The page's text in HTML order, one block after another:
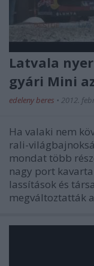
Latvala
gyári Mini
edeleny beres • 2012.
Ha valaki nem
rali-
mondat több
nagy port
lassítások és
megváltoztatták